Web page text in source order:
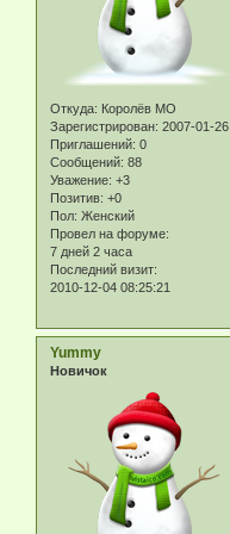
Откуда: Королёв МО
Зарегистрирован: 2007-01-26
Приглашений: 0
Сообщений: 88
Уважение: +3
Позитив: +0
Пол: Женский
Провел на форуме:
7 дней 2 часа
Последний визит:
2010-12-04 08:25:21
Yummy
Новичок